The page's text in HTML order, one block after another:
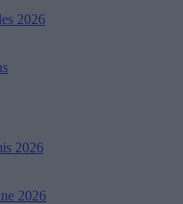
2026
2026
2026